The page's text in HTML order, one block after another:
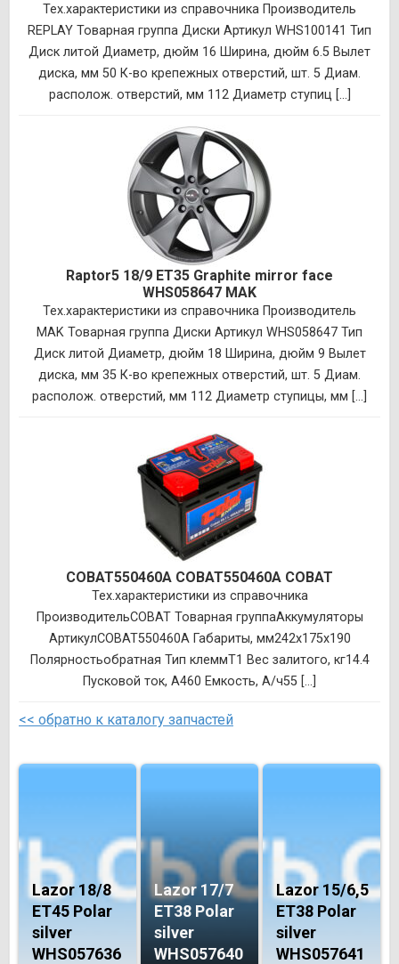
Тех.характеристики из справочника Производитель
REPLAY Товарная группа Диски Артикул WHS100141 Тип
Диск литой Диаметр, дюйм 16 Ширина, дюйм 6.5 Вылет
диска, мм 50 К-во крепежных отверстий, шт. 5 Диам.
располож. отверстий, мм 112 Диаметр ступиц [...]
Raptor5 18/9 ET35 Graphite mirror face
WHS058647 MAK
Тех.характеристики из справочника Производитель
MAK Товарная группа Диски Артикул WHS058647 Тип
Диск литой Диаметр, дюйм 18 Ширина, дюйм 9 Вылет
диска, мм 35 К-во крепежных отверстий, шт. 5 Диам.
располож. отверстий, мм 112 Диаметр ступицы, мм [...]
COBAT550460A COBAT550460A COBAT
Тех.характеристики из справочника
ПроизводительCOBAT Товарная группаАккумуляторы
АртикулCOBAT550460A Габариты, мм242x175x190
Полярностьобратная Тип клеммT1 Вес залитого, кг14.4
Пусковой ток, А460 Емкость, А/ч55 [...]
<< обратно к каталогу запчастей
Lazor 18/8
ET45 Polar
silver
WHS057636
Lazor 17/7
ET38 Polar
silver
WHS057640
Lazor 15/6,5
ET38 Polar
silver
WHS057641